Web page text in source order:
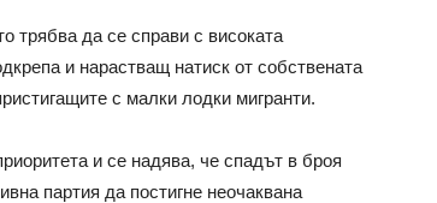
трябва да се справи с високата
и нарастващ натиск от собствената
с малки лодки мигранти.
и се надява, че спадът в броя
партия да постигне неочаквана